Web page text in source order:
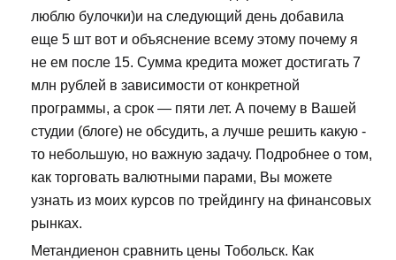
люблю булочки)и на следующий день добавила
еще 5 шт вот и объяснение всему этому почему я
не ем после 15. Сумма кредита может достигать 7
млн рублей в зависимости от конкретной
программы, а срок — пяти лет. А почему в Вашей
студии (блоге) не обсудить, а лучше решить какую -
то небольшую, но важную задачу. Подробнее о том,
как торговать валютными парами, Вы можете
узнать из моих курсов по трейдингу на финансовых
рынках.
Метандиенон сравнить цены Тобольск. Как